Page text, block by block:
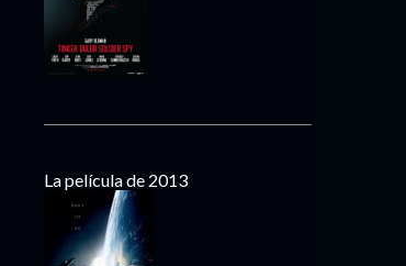
La película de 2013